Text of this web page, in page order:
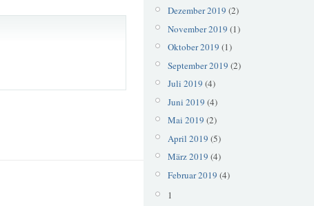
Dezember 2019 (2)
November 2019 (1)
Oktober 2019 (1)
September 2019 (2)
Juli 2019 (4)
Juni 2019 (4)
Mai 2019 (2)
April 2019 (5)
März 2019 (4)
Februar 2019 (4)
1